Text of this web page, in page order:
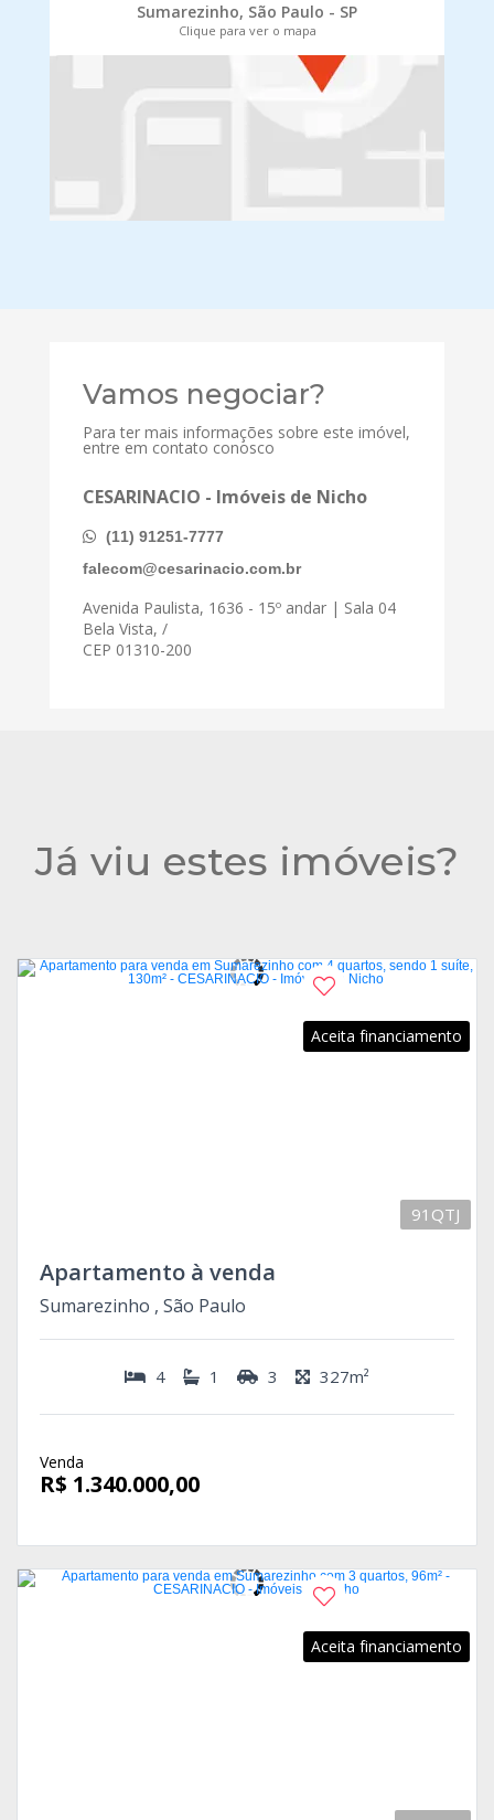
Sumarezinho, São Paulo - SP
Clique para ver o mapa
Vamos negociar?
Para ter mais informações sobre este imóvel,
entre em contato conosco
CESARINACIO - Imóveis de Nicho
(11) 91251-7777
falecom@cesarinacio.com.br
Avenida Paulista, 1636 - 15º andar | Sala 04
Bela Vista, /
CEP 01310-200
Já viu estes imóveis?
Aceita financiamento
91QTJ
Apartamento à venda
Sumarezinho , São Paulo
4 1 3 327m²
Venda
R$ 1.340.000,00
Aceita financiamento